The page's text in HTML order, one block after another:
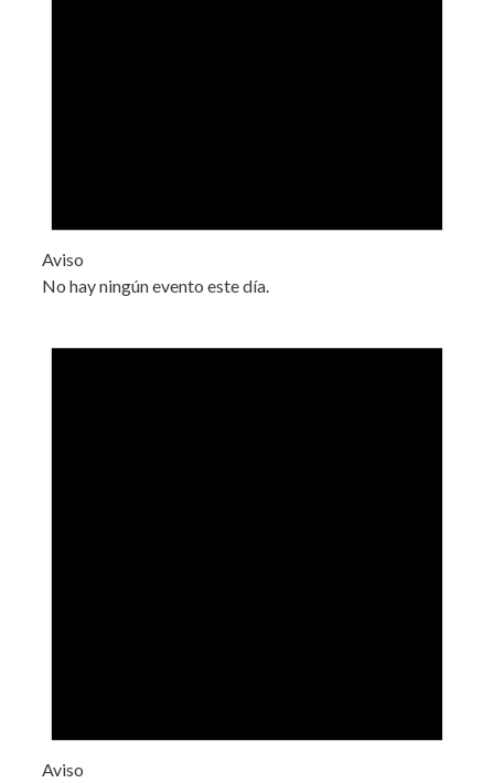
Aviso
No hay ningún evento este día.
Aviso